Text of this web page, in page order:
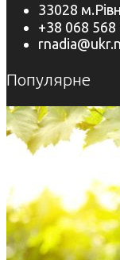
33028
+38 068 568
Популярне